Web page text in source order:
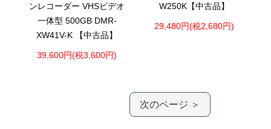
ンレコーダー VHSビデオ
一体型 500GB DMR-
XW41V-K 【中古品】
39,600円(税3,600円)
W250K【中古品】
29,480円(税2,680円)
次のページ ＞